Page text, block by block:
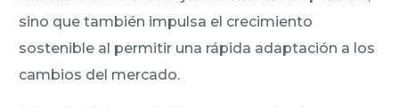
sino que también impulsa el crecimiento
sostenible al permitir una rápida adaptación a los
cambios del mercado.